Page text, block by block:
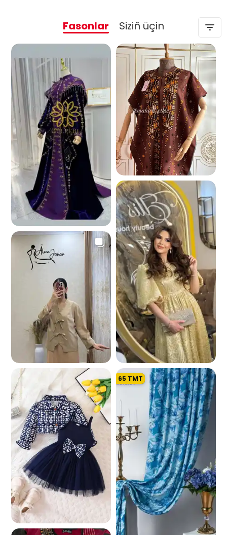
Fasonlar Siziň üçin
5.5 K
8.7 K
737 65 TMT